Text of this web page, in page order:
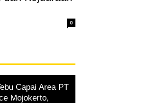
0
Capai Area PT
Mojokerto,